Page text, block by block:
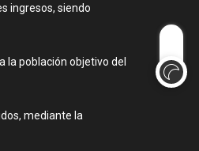
ingresos, siendo
la población objetivo del
mediante la